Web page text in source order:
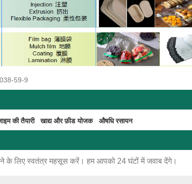
59-9
की तैयारी खाद्य और फ़ीड योजक औषधि रसायन
के लिए स्वतंत्र महसूस करें। हम आपको 24 घंटों में जवाब देंगे।